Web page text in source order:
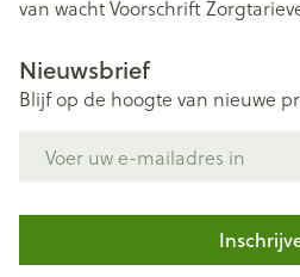
van wachtVoorschrift
Nieuwsbrief
Blijf op de hoogte van nieuwe